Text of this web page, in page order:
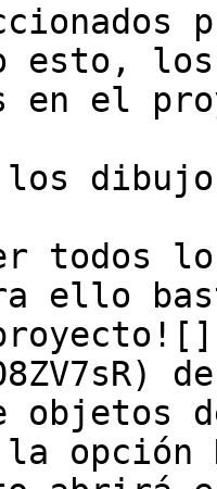
esto,
en el
los
todos
ello
objetos
la